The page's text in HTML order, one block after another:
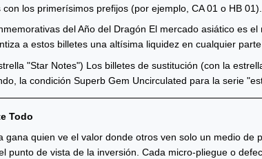
los primerísimos prefijos (por ejemplo, CA 01 o HB
del Año del Dragón El mercado asiático es
a estos billetes una altísima liquidez en cualquier
"Star Notes") Los billetes de sustitución (con la
la condición Superb Gem Uncirculated para la serie
Todo
gana quien ve el valor donde otros ven solo un medio
punto de vista de la inversión. Cada micro-pliegue o